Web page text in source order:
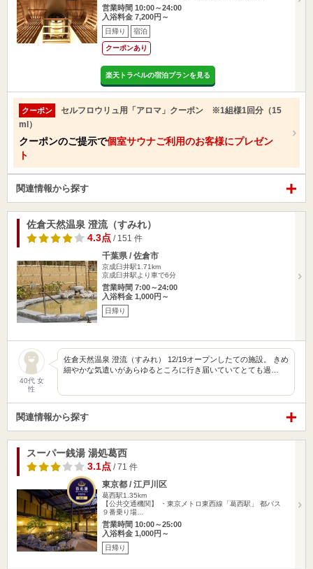
営業時間 10:00～24:00
入浴料金 7,200円～
日帰り 宿泊
クーポンあり
楽天トラベルの宿泊プランを見る
クーポン
セルフロウリュ用「アロマ」クーポン ※1組様1回分（15
ml）
クーポンのご提示で個室サウナご利用のお客様にプレゼン
ト
関連情報から探す
佐倉天然温泉 澄流（すみれ）
4.3点 / 151 件
千葉県 / 佐倉市
京成臼井駅1.71km
京成臼井駅より車で6分
営業時間 7:00～24:00
入浴料金 1,000円～
日帰り
40代 女
性
佐倉天然温泉 澄流（すみれ） 12/19オープンしたての施設。 きめ
細やかな気遣いがあらゆるところに行き届いていてとても過…
関連情報から探す
スーパー銭湯 湯処葛西
3.1点 / 71 件
東京都 / 江戸川区
葛西駅1.35km
【公共交通機関】 ・東京メトロ東西線「葛西駅」 都バス
９番乗り場…
営業時間 10:00～25:00
入浴料金 1,000円～
日帰り